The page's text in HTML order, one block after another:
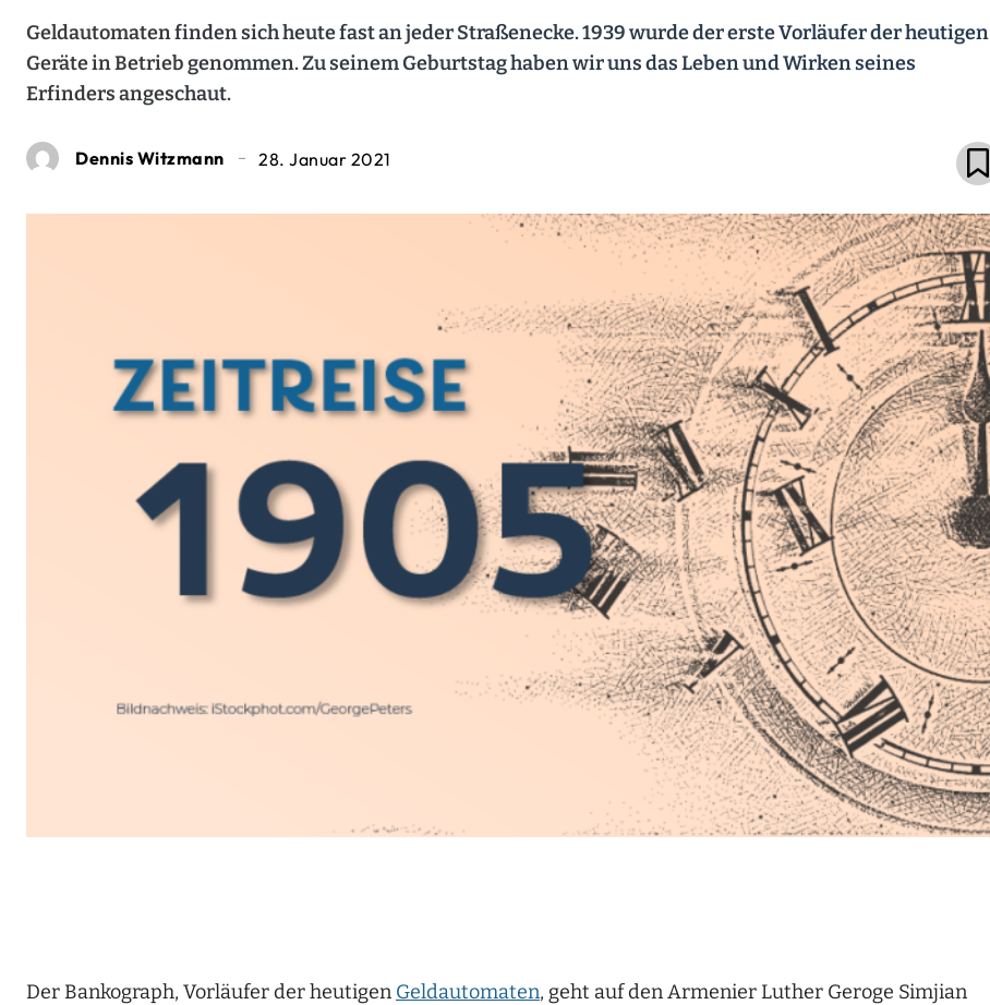
Geldautomaten finden sich heute fast an jeder Straßenecke. 1939 wurde der erste Vorläufer der heutigen
Geräte in Betrieb genommen. Zu seinem Geburtstag haben wir uns das Leben und Wirken seines
Erfinders angeschaut.
Dennis Witzmann 28. Januar 2021
Der Bankograph, Vorläufer der heutigen Geldautomaten, geht auf den Armenier Luther Geroge Simjian